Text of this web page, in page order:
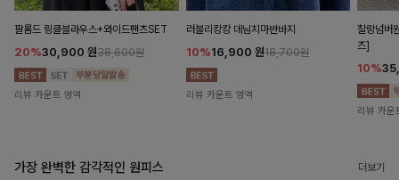
팔롬드 링클블라우스+와이드팬츠SET
20%30,900 원38,600원
리뷰 카운트 영역
러블리캉캉 데님치마반바지
10%16,900 원18,700원
리뷰 카운트 영역
찰랑넘버
즈]
10%
리뷰 카운
가장 완벽한 감각적인 원피스 더보기